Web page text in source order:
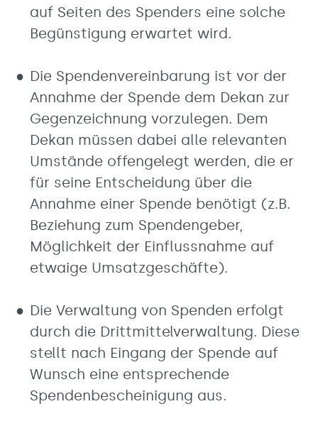
auf Seiten des Spenders eine solche
Begünstigung erwartet wird.
Die Spendenvereinbarung ist vor der
Annahme der Spende dem Dekan zur
Gegenzeichnung vorzulegen. Dem
Dekan müssen dabei alle relevanten
Umstände offengelegt werden, die er
für seine Entscheidung über die
Annahme einer Spende benötigt (z.B.
Beziehung zum Spendengeber,
Möglichkeit der Einflussnahme auf
etwaige Umsatzgeschäfte).
Die Verwaltung von Spenden erfolgt
durch die Drittmittelverwaltung. Diese
stellt nach Eingang der Spende auf
Wunsch eine entsprechende
Spendenbescheinigung aus.